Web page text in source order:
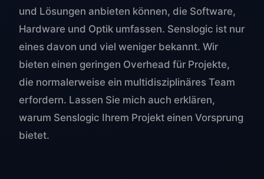
und Lösungen anbieten können, die Software,
Hardware und Optik umfassen. Senslogic ist nur
eines davon und viel weniger bekannt. Wir
bieten einen geringen Overhead für Projekte,
die normalerweise ein multidisziplinäres Team
erfordern. Lassen Sie mich auch erklären,
warum Senslogic Ihrem Projekt einen Vorsprung
bietet.